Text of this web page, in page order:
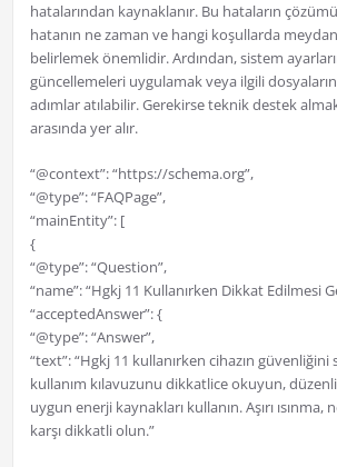
hatalarından kaynaklanır. Bu hataların
hatanın ne zaman ve hangi koşullarda
belirlemek önemlidir. Ardından, sistem
güncellemeleri uygulamak veya ilgili
adımlar atılabilir. Gerekirse teknik destek
arasında yer alır.
“@context”: “https://schema.org”,
“@type”: “FAQPage”,
“mainEntity”: [
{
“@type”: “Question”,
“name”: “Hgkj 11 Kullanırken Dikkat Edilmesi
“acceptedAnswer”: {
“@type”: “Answer”,
“text”: “Hgkj 11 kullanırken cihazın güvenliğini
kullanım kılavuzunu dikkatlice okuyun, düzenli
uygun enerji kaynakları kullanın. Aşırı
karşı dikkatli olun.”